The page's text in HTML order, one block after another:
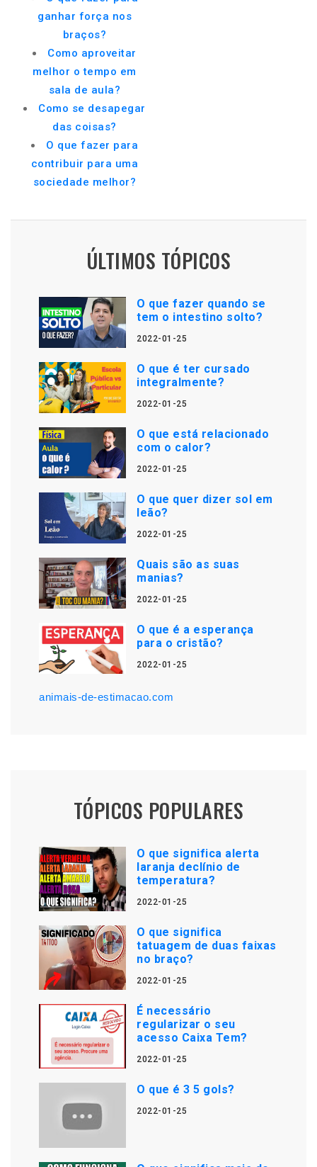
ganhar força nos
braços?
Como aproveitar
melhor o tempo em
sala de aula?
Como se desapegar
das coisas?
O que fazer para
contribuir para uma
sociedade melhor?
ÚLTIMOS TÓPICOS
O que fazer quando se
tem o intestino solto?
2022-01-25
O que é ter cursado
integralmente?
2022-01-25
O que está relacionado
com o calor?
2022-01-25
O que quer dizer sol em
leão?
2022-01-25
Quais são as suas
manias?
2022-01-25
O que é a esperança
para o cristão?
2022-01-25
animais-de-estimacao.com
TÓPICOS POPULARES
O que significa alerta
laranja declínio de
temperatura?
2022-01-25
O que significa
tatuagem de duas faixas
no braço?
2022-01-25
É necessário
regularizar o seu
acesso Caixa Tem?
2022-01-25
O que é 3 5 gols?
2022-01-25